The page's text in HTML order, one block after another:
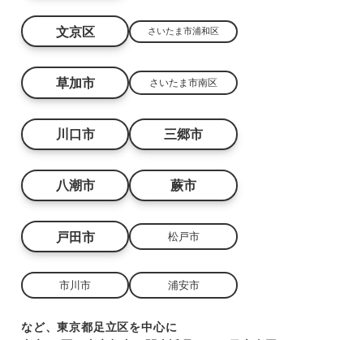
文京区 さいたま市浦和区
草加市 さいたま市南区
川口市 三郷市
八潮市 蕨市
戸田市 松戸市
市川市 浦安市
など、東京都足立区を中心に